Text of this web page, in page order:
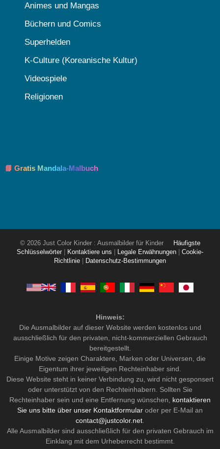
Animes und Mangas
Büchern und Comics
Superhelden
K-Culture (Koreanische Kultur)
Videospiele
Religionen
📘 Gratis Mandala-Malbuch
© 2026 Just Color Kinder : Ausmalbilder für Kinder
Häufigste
Schlüsselwörter
Kontaktiere uns Legale Erwähnungen
Cookie-
Richtlinie
Datenschutz-Bestimmungen
Hinweis:
Die Ausmalbilder auf dieser Website werden kostenlos und
ausschließlich für den privaten, nicht-kommerziellen Gebrauch
bereitgestellt.
Einige Motive zeigen Charaktere, Marken oder Universen, die
Eigentum ihrer jeweiligen Rechteinhaber sind.
Diese Website steht in keiner Verbindung zu, wird nicht gesponsert
oder unterstützt von den Rechteinhabern. Sollten Sie
Rechteinhaber sein und eine Entfernung wünschen, kontaktieren
Sie uns bitte über unser Kontaktformular oder per E-Mail an
contact@justcolor.net
Alle Ausmalbilder sind ausschließlich für den privaten Gebrauch im
Einklang mit dem Urheberrecht bestimmt.